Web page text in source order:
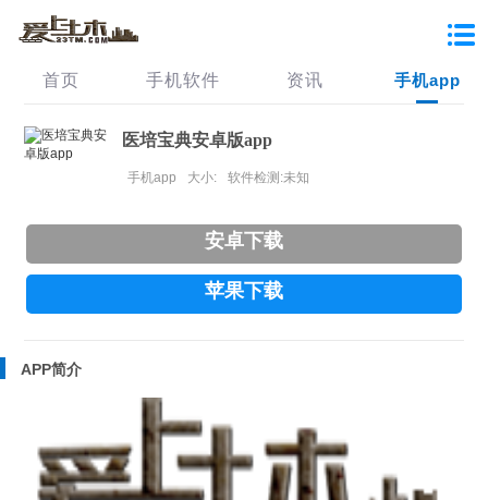
首页 手机软件 资讯 手机app
医培宝典安卓版app
手机app 大小: 软件检测:未知
安卓下载
苹果下载
APP简介